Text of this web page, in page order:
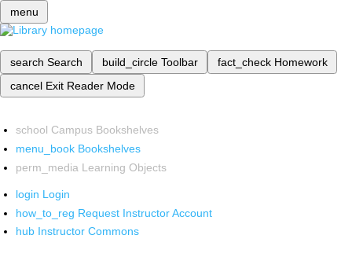
menu
search Search build_circle Toolbar fact_check Homework
cancel Exit Reader Mode
school Campus Bookshelves
menu_book Bookshelves
perm_media Learning Objects
login Login
how_to_reg Request Instructor Account
hub Instructor Commons